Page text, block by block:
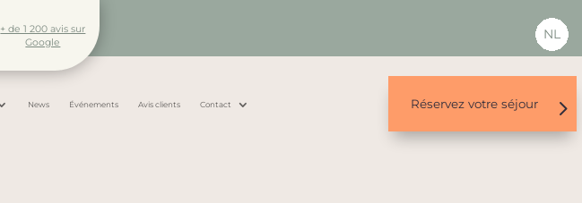
+ de 1 200 avis sur
Google
NL
News Événements Avis clients Contact Réservez votre séjour